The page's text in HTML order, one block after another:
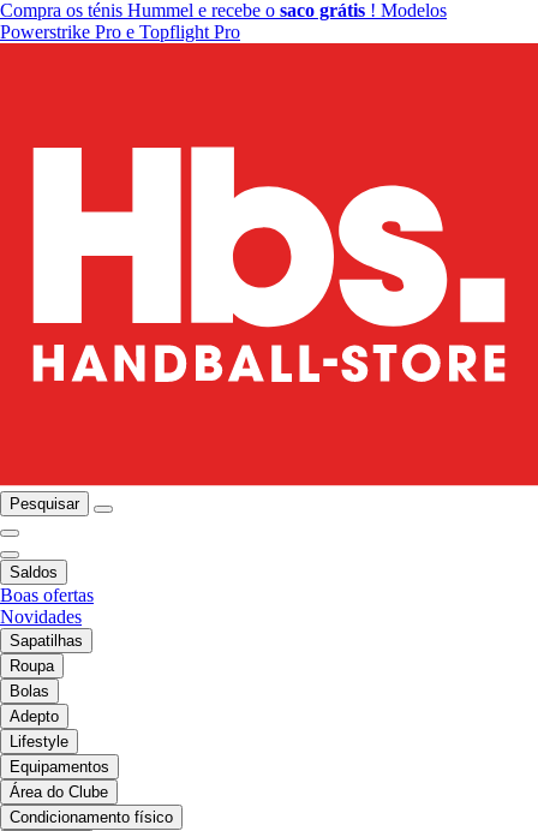
Compra os ténis Hummel e recebe o saco grátis ! Modelos
Powerstrike Pro e Topflight Pro
Pesquisar
Saldos
Boas ofertas
Novidades
Sapatilhas
Roupa
Bolas
Adepto
Lifestyle
Equipamentos
Área do Clube
Condicionamento físico